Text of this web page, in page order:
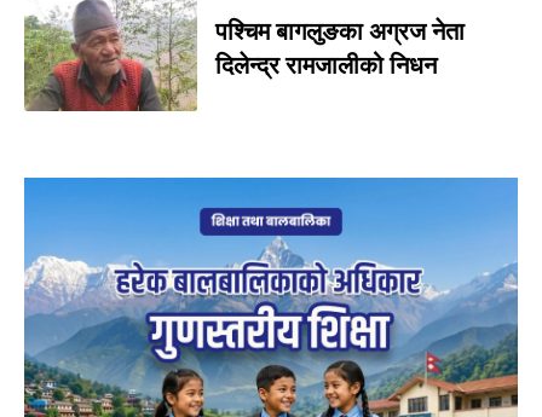
पश्चिम बागलुङका अग्रज नेता
दिलेन्द्र रामजालीको निधन